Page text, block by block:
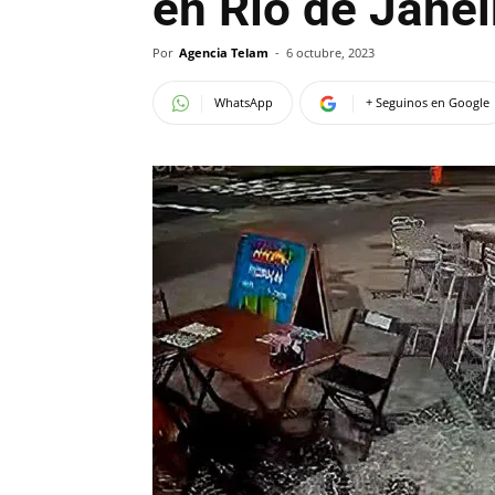
Por Agencia Telam - 6 octubre, 2023
WhatsApp + Seguinos en Google